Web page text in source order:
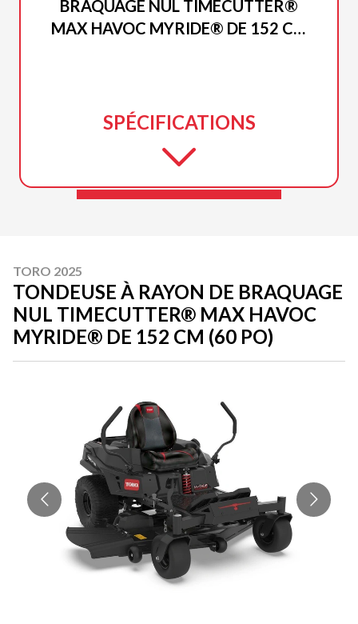
BRAQUAGE NUL TIMECUTTER®
MAX HAVOC MYRIDE® DE 152 CM
SPÉCIFICATIONS
TORO 2025
TONDEUSE À RAYON DE BRAQUAGE
NUL TIMECUTTER® MAX HAVOC
MYRIDE® DE 152 CM (60 PO)